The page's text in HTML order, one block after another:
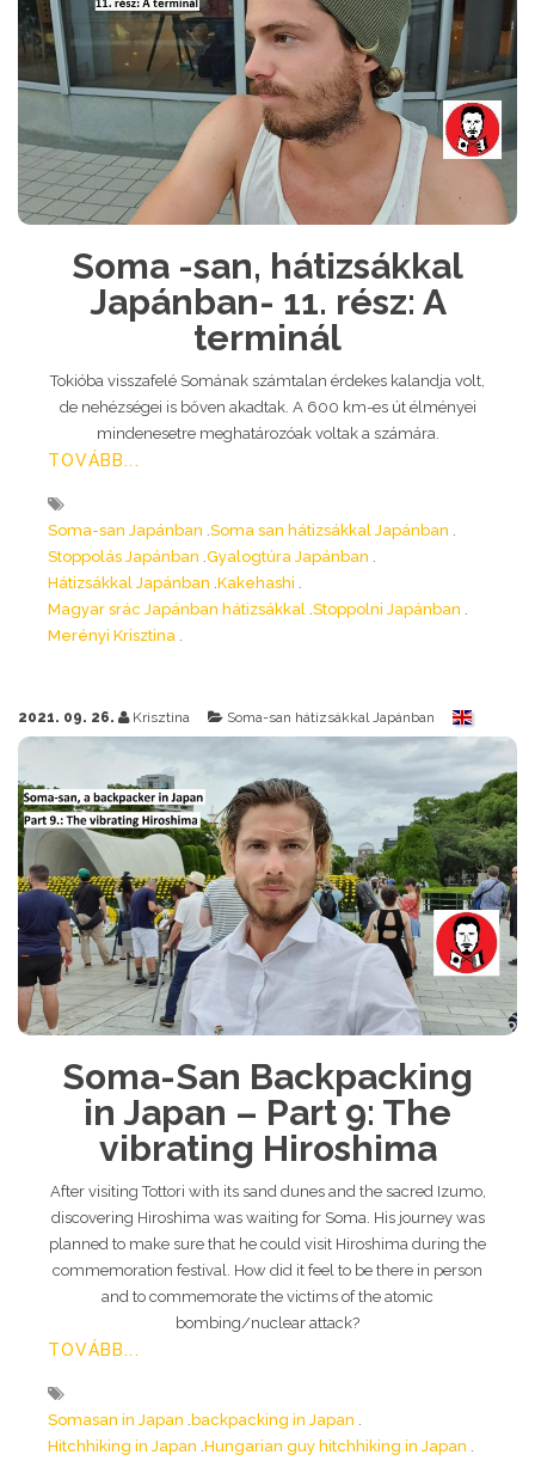
Soma -san, hátizsákkal
Japánban- 11. rész: A
terminál
Tokióba visszafelé Somának számtalan érdekes kalandja volt,
de nehézségei is bőven akadtak. A 600 km-es út élményei
mindenesetre meghatározóak voltak a számára.
TOVÁBB...
Soma-san Japánban Soma san hátizsákkal Japánban
Stoppolás Japánban Gyalogtúra Japánban
Hátizsákkal Japánban Kakehashi
Magyar srác Japánban hátizsákkal Stoppolni Japánban
Merényi Krisztina
2021. 09. 26. Krisztina Soma-san hátizsákkal Japánban
Soma-San Backpacking
in Japan – Part 9: The
vibrating Hiroshima
After visiting Tottori with its sand dunes and the sacred Izumo,
discovering Hiroshima was waiting for Soma. His journey was
planned to make sure that he could visit Hiroshima during the
commemoration festival. How did it feel to be there in person
and to commemorate the victims of the atomic
bombing/nuclear attack?
TOVÁBB...
Somasan in Japan backpacking in Japan
Hitchhiking in Japan Hungarian guy hitchhiking in Japan